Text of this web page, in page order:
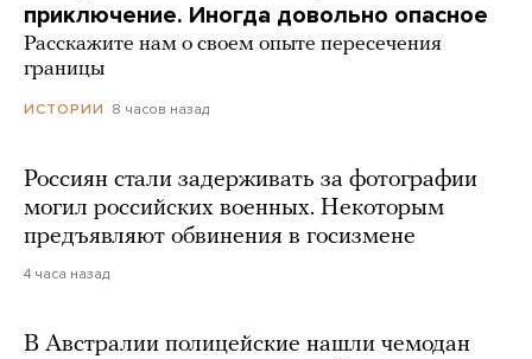
приключение. Иногда довольно опасное
Расскажите нам о своем опыте пересечения
границы
ИСТОРИИ 8 часов назад
Россиян стали задерживать за фотографии
могил российских военных. Некоторым
предъявляют обвинения в госизмене
4 часа назад
В Австралии полицейские нашли чемодан